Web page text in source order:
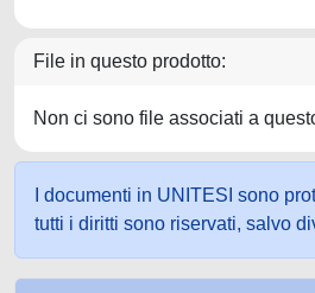
File in questo prodotto:
Non ci sono file associati a
I documenti in UNITESI sono
tutti i diritti sono riservati, salvo